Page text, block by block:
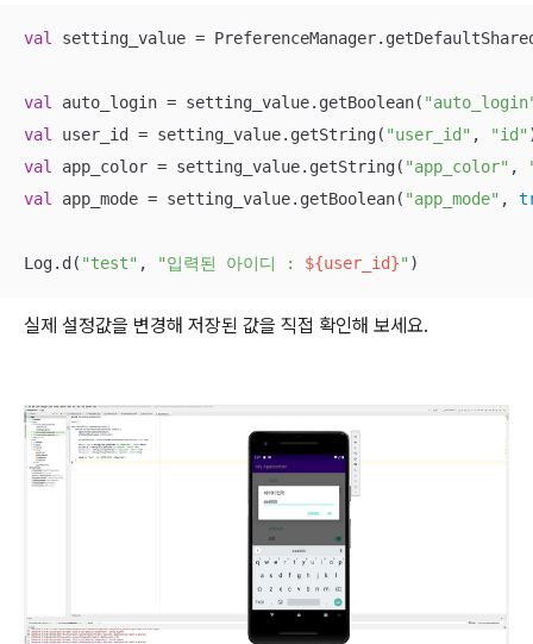
val setting_value =
val auto_login = setting_value.getBoolean(
val
user_id = setting_value.getString( "user_id" ,
"id"
val
app_color = setting_value.getString( "app_color" ,
val
app_mode = setting_value.getBoolean( "app_mode" ,
Log.d( "test" , "입력된 아이디 : ${user_id}" )
실제 설정값을 변경해 저장된 값을 직접 확인해 보세요.